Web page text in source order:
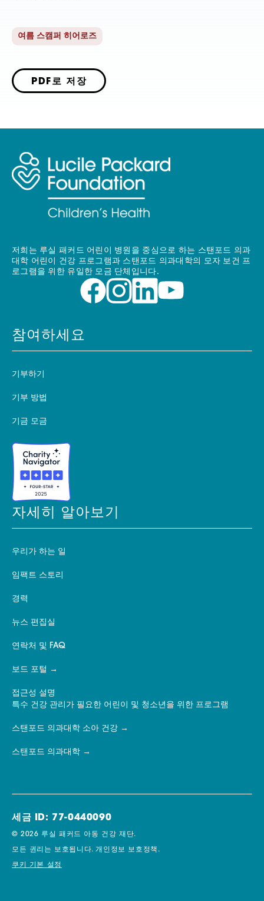
여름 스캠퍼 히어로즈
PDF로 저장
저희는 루실 패커드 어린이 병원을 중심으로 하는 스탠포드 의과
대학 어린이 건강 프로그램과 스탠포드 의과대학의 모자 보건 프
로그램을 위한 유일한 모금 단체입니다.
참여하세요
기부하기
기부 방법
기금 모금
자세히 알아보기
우리가 하는 일
임팩트 스토리
경력
뉴스 편집실
연락처 및 FAQ
보드 포털
접근성 설명
특수 건강 관리가 필요한 어린이 및 청소년을 위한 프로그램
스탠포드 의과대학 소아 건강
스탠포드 의과대학
세금 ID: 77-0440090
© 2026 루실 패커드 아동 건강 재단.
모든 권리는 보호됩니다.개인정보 보호정책.
쿠키 기본 설정